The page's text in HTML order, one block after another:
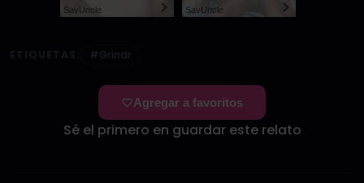
SayUncle SayUncle
#Grindr
Agregar a favoritos
Sé el primero en guardar este relato